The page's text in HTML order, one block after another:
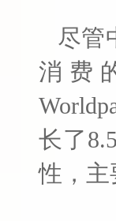
尽管
消费
长了
性，主